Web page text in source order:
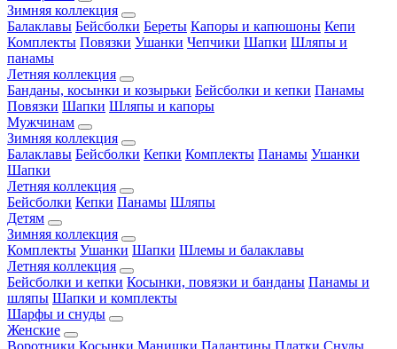
Зимняя коллекция
Балаклавы Бейсболки Береты Капоры и капюшоны Кепи
Комплекты Повязки Ушанки Чепчики Шапки Шляпы и
панамы
Летняя коллекция
Банданы, косынки и козырьки Бейсболки и кепки Панамы
Повязки Шапки Шляпы и капоры
Мужчинам
Зимняя коллекция
Балаклавы Бейсболки Кепки Комплекты Панамы Ушанки
Шапки
Летняя коллекция
Бейсболки Кепки Панамы Шляпы
Детям
Зимняя коллекция
Комплекты Ушанки Шапки Шлемы и балаклавы
Летняя коллекция
Бейсболки и кепки Косынки, повязки и банданы Панамы и
шляпы Шапки и комплекты
Шарфы и снуды
Женские
Воротники Косынки Манишки Палантины Платки Снуды